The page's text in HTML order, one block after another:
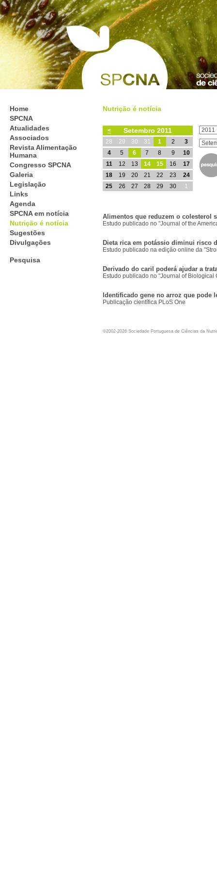
Home
SPCNA
Atualidades
Associados
Revista Alimentação
Humana
Congresso SPCNA
Galeria
Legislação
Links
Agenda
SPCNA em notícia
Nutrição é notícia
Sugestões
Divulgações
Pesquisa
Nutrição é notícia
< Setembro 2011
28 29 30 31 1 2
3
4
5 6 7 8 9
10
11
12 13 14 15 16
17
18
19 20 21 22 23
24
25
26 27 28 29 30 1
Alimentos que reduzem o colesterol
Estudo publicado no "Journal of the
Dieta rica em potássio diminui risco
Estudo publicado na edição online da
Derivado do caril poderá ajudar a
Estudo publicado no "Journal of Biological
Identificado gene no arroz que pode
Publicação científica PLoS One
©2002-2026 Sociedade Portuguesa de Ciências da